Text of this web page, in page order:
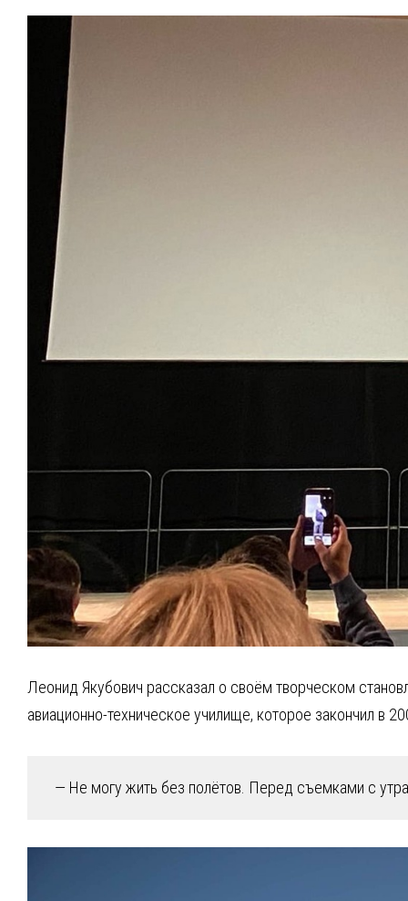
Леонид Якубович рассказал о своём творческом
авиационно-техническое училище, которое закончил в
— Не могу жить без полётов. Перед съемками с